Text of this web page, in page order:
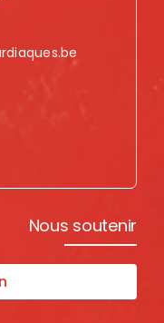
Nous soutenir